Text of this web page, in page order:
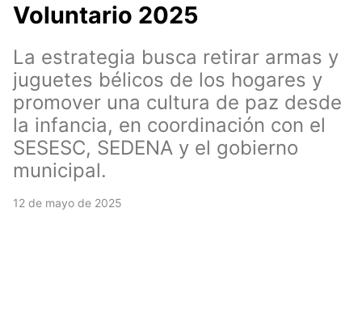
Voluntario 2025
La estrategia busca retirar armas y
juguetes bélicos de los hogares y
promover una cultura de paz desde
la infancia, en coordinación con el
SESESC, SEDENA y el gobierno
municipal.
12 de mayo de 2025